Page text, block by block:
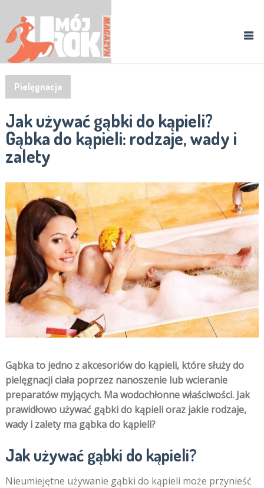
Pielęgnacja
Jak używać gąbki do kąpieli?
Gąbka do kąpieli: rodzaje, wady i
zalety
Gąbka to jedno z akcesoriów do kąpieli, które służy do
pielęgnacji ciała poprzez nanoszenie lub wcieranie
preparatów myjących. Ma wodochłonne właściwości. Jak
prawidłowo używać gąbki do kąpieli oraz jakie rodzaje,
wady i zalety ma gąbka do kąpieli?
Jak używać gąbki do kąpieli?
Nieumiejętne używanie gąbki do kąpieli może przynieść